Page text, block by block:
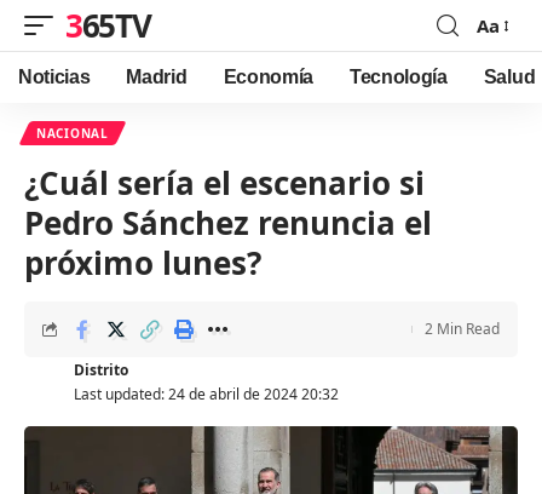
365TV
Font
Resizer
Aa
Noticias Madrid Economía Tecnología Salud
NACIONAL
¿Cuál sería el escenario si
Pedro Sánchez renuncia el
próximo lunes?
Last updated: 24 de abril de 2024 20:32
Distrito
2 Min Read